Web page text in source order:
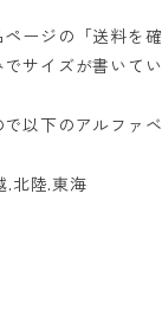
ージの「送料を
サイズが書いて
以下のアルファ
.北陸.東海